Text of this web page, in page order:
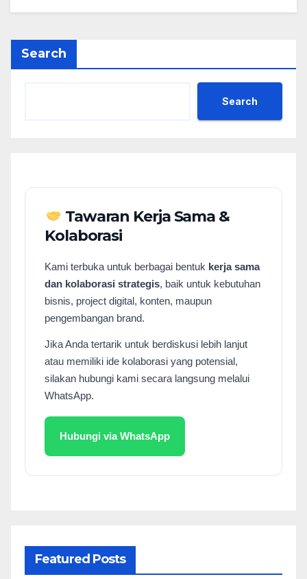
Search
Search
Tawaran Kerja Sama &
Kolaborasi
Kami terbuka untuk berbagai bentuk kerja sama
dan kolaborasi strategis, baik untuk kebutuhan
bisnis, project digital, konten, maupun
pengembangan brand.
Jika Anda tertarik untuk berdiskusi lebih lanjut
atau memiliki ide kolaborasi yang potensial,
silakan hubungi kami secara langsung melalui
WhatsApp.
Hubungi via WhatsApp
Featured Posts